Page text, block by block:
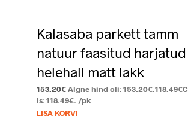
Kalasaba parkett tamm
natuur faasitud harjatud
helehall matt lakk
153.20€ Algne hind oli: 153.20€.118.49€
is: 118.49€. /pk
LISA KORVI